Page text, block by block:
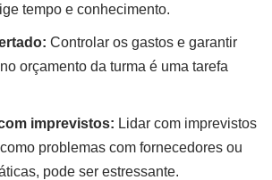
tempo e conhecimento.
Controlar os gastos e garantir
orçamento da turma é uma tarefa
imprevistos: Lidar com imprevistos
problemas com fornecedores ou
pode ser estressante.